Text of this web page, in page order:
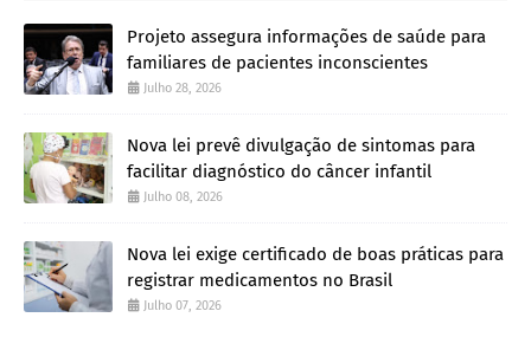
Projeto assegura informações de saúde para
familiares de pacientes inconscientes
Julho 28, 2026
Nova lei prevê divulgação de sintomas para
facilitar diagnóstico do câncer infantil
Julho 08, 2026
Nova lei exige certificado de boas práticas para
registrar medicamentos no Brasil
Julho 07, 2026